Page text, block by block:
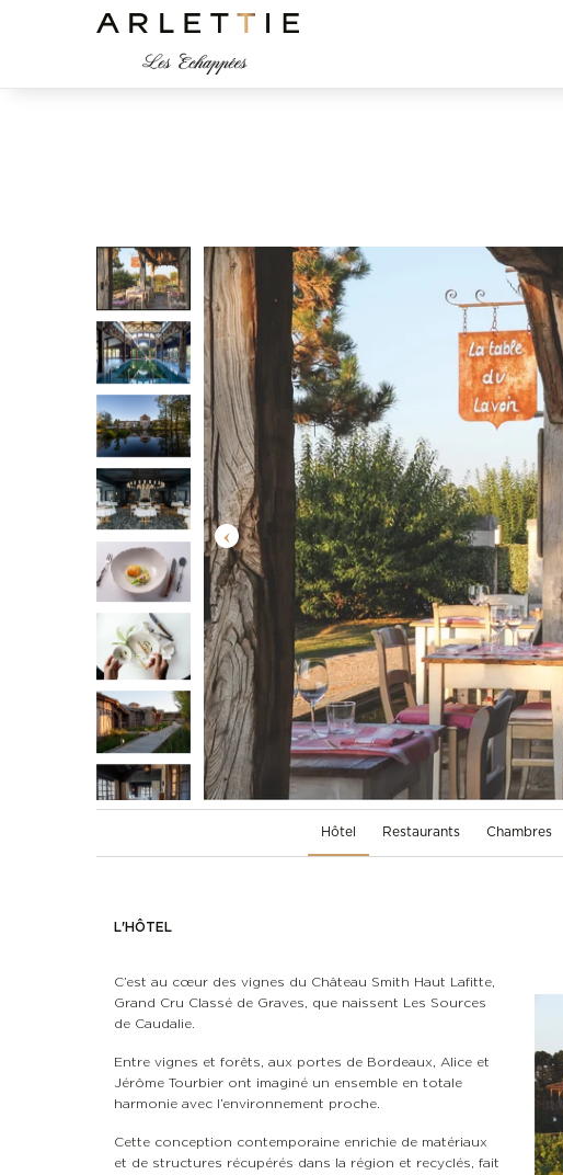
Arlettie Les échappées
Hôtel Restaurants Chambres
L'HÔTEL
C’est au cœur des vignes du Château Smith Haut Lafitte,
Grand Cru Classé de Graves, que naissent Les Sources
de Caudalie.
Entre vignes et forêts, aux portes de Bordeaux, Alice et
Jérôme Tourbier ont imaginé un ensemble en totale
harmonie avec l’environnement proche.
Cette conception contemporaine enrichie de matériaux
et de structures récupérés dans la région et recyclés, fait